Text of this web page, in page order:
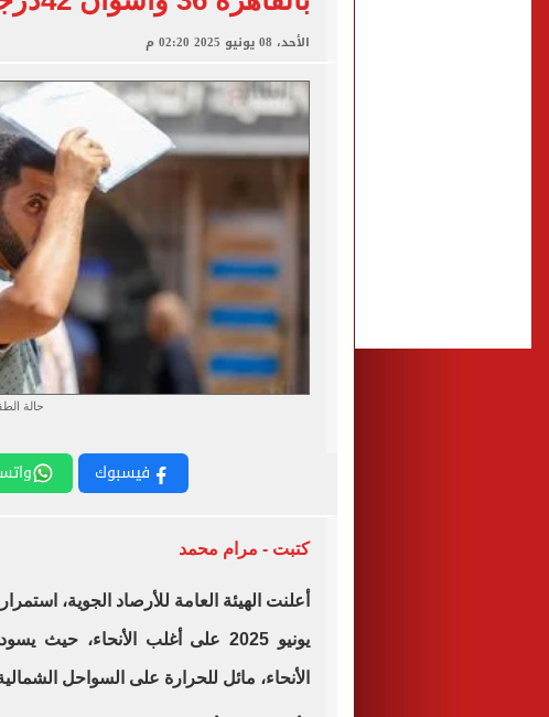
إخلاء سبيل سائق أوبر وفتاة واقعة
الأحد، 08 يونيو 2025 02:20 م
حالة
فيسبوك
كتبت - مرام محمد
أعلنت الهيئة العامة للأرصاد الجوية،
يونيو 2025 على أغلب الأنحاء، حيث يسود
الأنحاء، مائل للحرارة على السواحل